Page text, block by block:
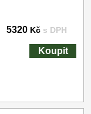
5320 Kč s DPH
Koupit